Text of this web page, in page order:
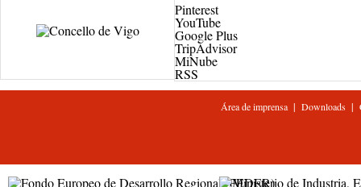
Pinterest
YouTube
Google Plus
TripAdvisor
MiNube
RSS
Área de imprensa| Downloads|